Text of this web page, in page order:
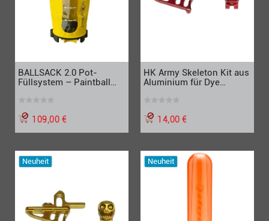
BALLSACK 2.0 Pot-
Füllsystem – Paintball
109,00 €
HK Army Skeleton Kit aus
Aluminium für Dye
14,00 €
Neuheit Neuheit